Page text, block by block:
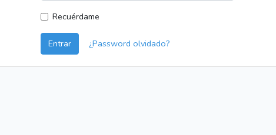
Recuérdame
Entrar ¿Password olvidado?